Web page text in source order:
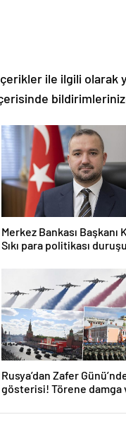
ile ilgili
Merkez Bankası Başkanı
Sıkı para politikası
Rusya’dan Zafer
gösterisi! Törene damga